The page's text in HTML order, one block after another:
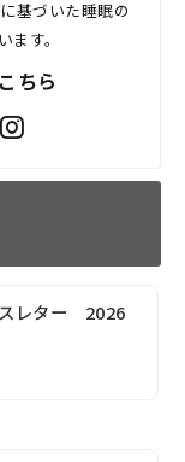
基づいた睡眠の
す。
ちら
レター 2026